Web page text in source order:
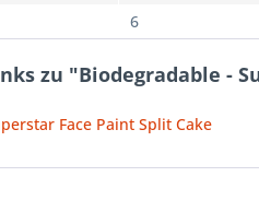
6
zu "Biodegradable -
Face Paint Split Cake